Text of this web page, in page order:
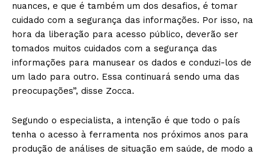
nuances, e que é também um dos desafios, é tomar
cuidado com a segurança das informações. Por isso, na
hora da liberação para acesso público, deverão ser
tomados muitos cuidados com a segurança das
informações para manusear os dados e conduzi-los de
um lado para outro. Essa continuará sendo uma das
preocupações”, disse Zocca.
Segundo o especialista, a intenção é que todo o país
tenha o acesso à ferramenta nos próximos anos para
produção de análises de situação em saúde, de modo a